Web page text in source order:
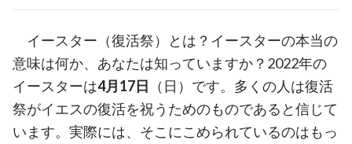
イースター（復活祭）とは？イースターの本当の
意味は何か、あなたは知っていますか？2022年の
イースターは4月17日 （日）です。多くの人は復活
祭がイエスの復活を祝うためのものであると信じて
います。実際には、そこにこめられているのはもっ